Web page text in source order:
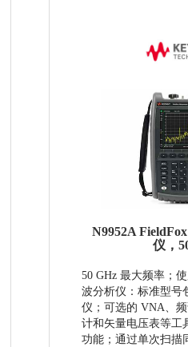
N9952A
仪，
50 GHz 最大频率；
波分析仪：标准型号
仪；可选的 VNA、
计和矢量电压表等工
功能；通过单次扫描